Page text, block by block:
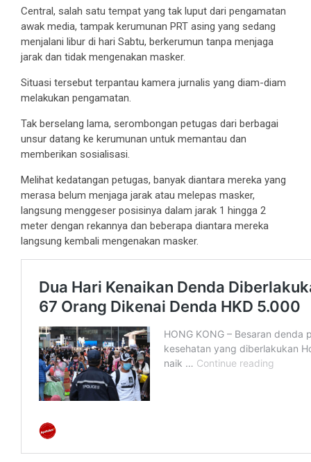
Central, salah satu tempat yang tak luput dari pengamatan
awak media, tampak kerumunan PRT asing yang sedang
menjalani libur di hari Sabtu, berkerumun tanpa menjaga
jarak dan tidak mengenakan masker.
Situasi tersebut terpantau kamera jurnalis yang diam-diam
melakukan pengamatan.
Tak berselang lama, serombongan petugas dari berbagai
unsur datang ke kerumunan untuk memantau dan
memberikan sosialisasi.
Melihat kedatangan petugas, banyak diantara mereka yang
merasa belum menjaga jarak atau melepas masker,
langsung menggeser posisinya dalam jarak 1 hingga 2
meter dengan rekannya dan beberapa diantara mereka
langsung kembali mengenakan masker.